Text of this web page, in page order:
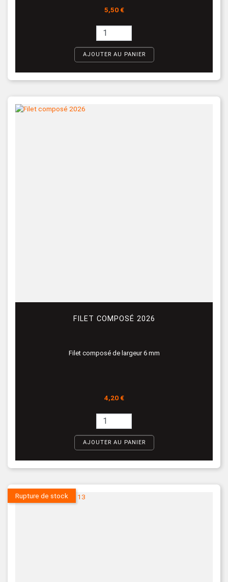
Prix
5,50 €
AJOUTER AU PANIER
FILET COMPOSÉ 2026
Filet composé de largeur 6 mm
Prix
4,20 €
AJOUTER AU PANIER
Rupture de stock